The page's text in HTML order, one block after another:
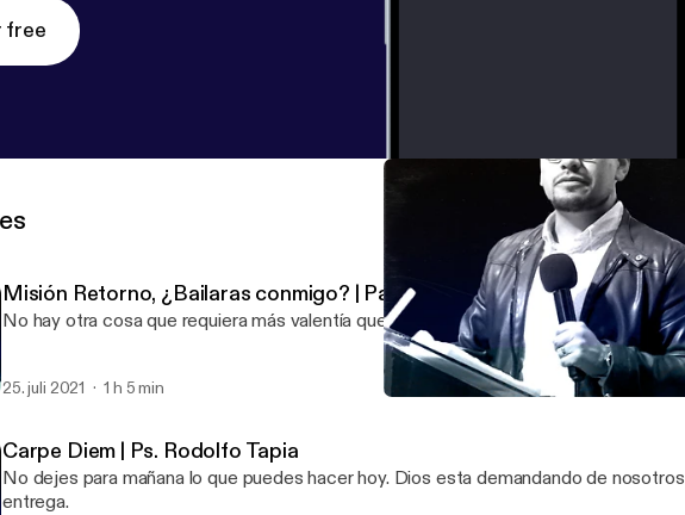
free
Misión Retorno, ¿Bailaras conmigo? | Parte 9 | Ps. Rodolfo Tapia
No hay otra cosa que requiera más valentía que ser uno mismo ante los demás.
25. juli 2021 1 h 5 min
Carpe Diem | Ps. Rodolfo Tapia
No dejes para mañana lo que puedes hacer hoy. Dios esta demandando de nosotros
entrega.